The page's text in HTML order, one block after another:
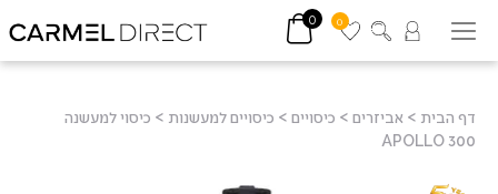
0
0
דף הבית > אביזרים > כיסויים > כיסויים למעשנות > כיסוי למעשנה
APOLLO 300